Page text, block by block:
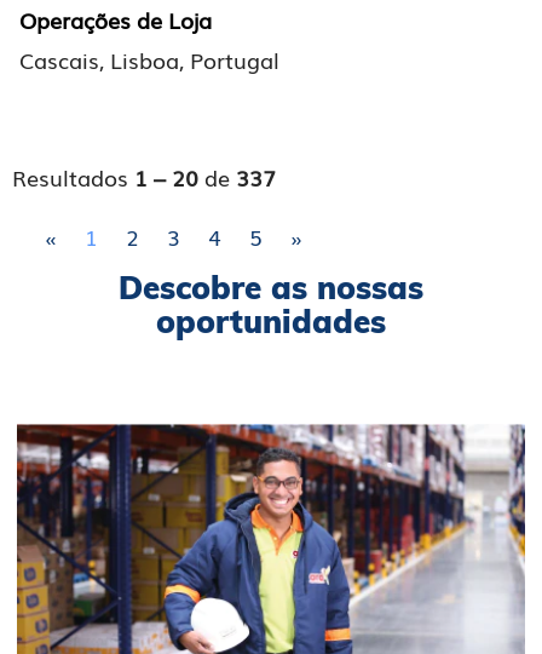
Operações de Loja
Cascais, Lisboa, Portugal
Resultados 1 – 20 de 337
«
1 2 3 4 5 »
Descobre as nossas
oportunidades